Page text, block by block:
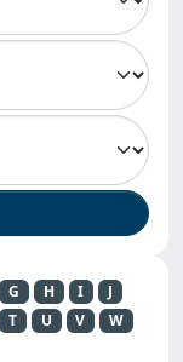
G H I
J
T U V
W